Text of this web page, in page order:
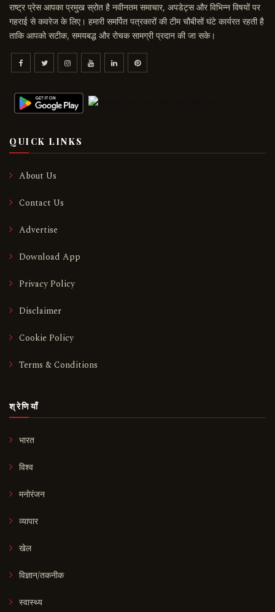
राष्ट्र प्रेस आपका प्रमुख स्रोत है नवीनतम समाचार, अपडेट्स और विभिन्न विषयों पर
गहराई से कवरेज के लिए। हमारी समर्पित पत्रकारों की टीम चौबीसों घंटे कार्यरत रहती है
ताकि आपको सटीक, समयबद्ध और रोचक सामग्री प्रदान की जा सके।
QUICK LINKS
About Us
Contact Us
Advertise
Download App
Privacy Policy
Disclaimer
Cookie Policy
Terms & Conditions
श्रेणियाँ
भारत
विश्व
मनोरंजन
व्यापार
खेल
विज्ञान/तकनीक
स्वास्थ्य